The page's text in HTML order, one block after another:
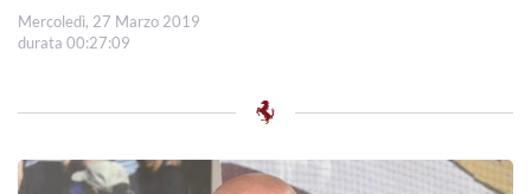
Mercoledì, 27 Marzo 2019
durata 00:27:09